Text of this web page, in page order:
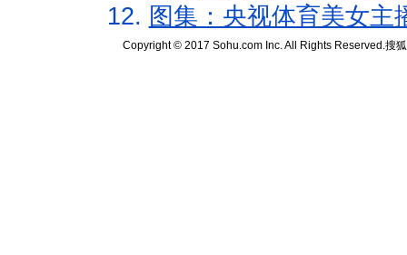
12. 图集：央视体育美女主
Copyright © 2017 Sohu.com Inc. All Rights Reserved.搜